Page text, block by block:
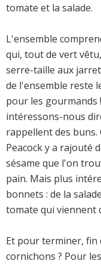
tomate et la salade.
L'ensemble
qui, tout de vert
serre-taille aux
de l'ensemble reste
pour les gourmands
intéressons-nous
rappellent des buns.
Peacock y a rajouté
sésame que l'on
pain. Mais plus
bonnets : de la
tomate qui viennent
Et pour terminer, fin
cornichons ? Pour